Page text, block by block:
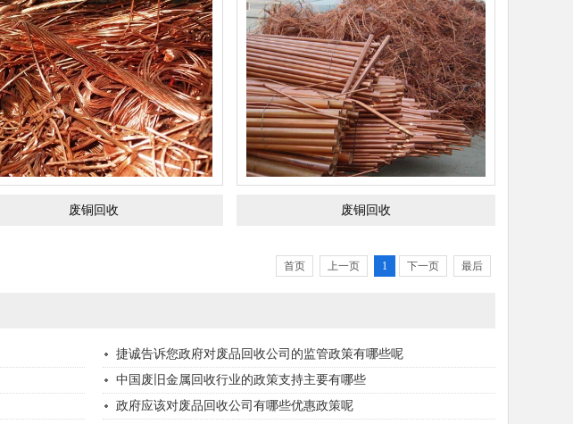
废铜回收 废铜回收
首页 上一页 1 下一页 最后
捷诚告诉您政府对废品回收公司的监管政策有哪些呢
中国废旧金属回收行业的政策支持主要有哪些
政府应该对废品回收公司有哪些优惠政策呢